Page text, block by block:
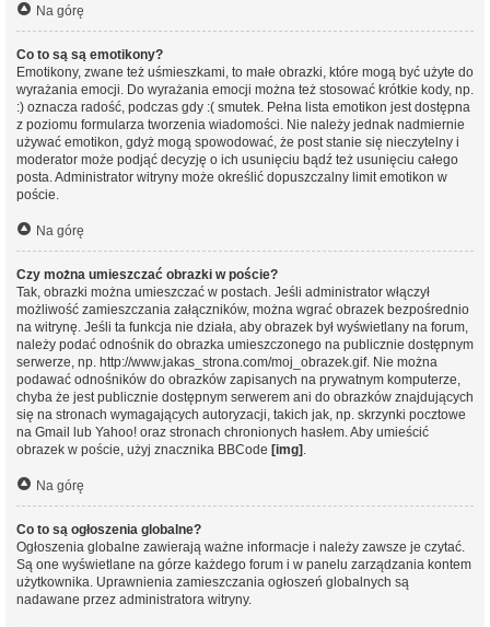
Na górę
Co to są są emotikony?
Emotikony, zwane też uśmieszkami, to małe obrazki, które mogą być użyte do
wyrażania emocji. Do wyrażania emocji można też stosować krótkie kody, np.
:) oznacza radość, podczas gdy :( smutek. Pełna lista emotikon jest dostępna
z poziomu formularza tworzenia wiadomości. Nie należy jednak nadmiernie
używać emotikon, gdyż mogą spowodować, że post stanie się nieczytelny i
moderator może podjąć decyzję o ich usunięciu bądź też usunięciu całego
posta. Administrator witryny może określić dopuszczalny limit emotikon w
poście.
Na górę
Czy można umieszczać obrazki w poście?
Tak, obrazki można umieszczać w postach. Jeśli administrator włączył
możliwość zamieszczania załączników, można wgrać obrazek bezpośrednio
na witrynę. Jeśli ta funkcja nie działa, aby obrazek był wyświetlany na forum,
należy podać odnośnik do obrazka umieszczonego na publicznie dostępnym
serwerze, np. http://www.jakas_strona.com/moj_obrazek.gif. Nie można
podawać odnośników do obrazków zapisanych na prywatnym komputerze,
chyba że jest publicznie dostępnym serwerem ani do obrazków znajdujących
się na stronach wymagających autoryzacji, takich jak, np. skrzynki pocztowe
na Gmail lub Yahoo! oraz stronach chronionych hasłem. Aby umieścić
obrazek w poście, użyj znacznika BBCode [img] .
Na górę
Co to są ogłoszenia globalne?
Ogłoszenia globalne zawierają ważne informacje i należy zawsze je czytać.
Są one wyświetlane na górze każdego forum i w panelu zarządzania kontem
użytkownika. Uprawnienia zamieszczania ogłoszeń globalnych są
nadawane przez administratora witryny.